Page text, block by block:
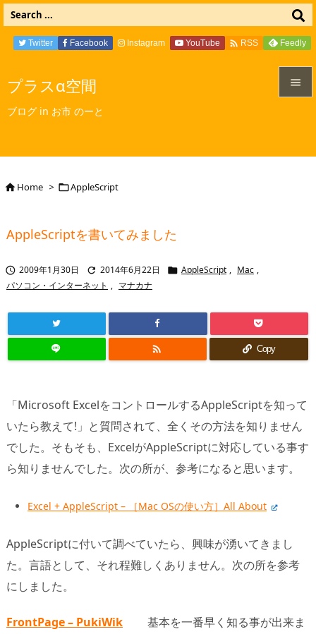
プラスα空間
ブログ in お市 のーと

Twitter Facebook Instagram YouTube  RSS Feedly
Home > AppleScript
AppleScriptを書いてみました
 2009年1月30日  2014年6月22日  AppleScript , Mac ,
パソコン・インターネット , マナカナ
 Copy
「Microsoft ExcelをコントロールするAppleScriptを知って
いたら教えて!」と質問されて、全くその方法を知りません
でした。そもそも、ExcelがAppleScriptに対応している事す
ら知りませんでした。次の所が、参考になると思います。
Excel + AppleScript – ［Mac OSの使い方］All About
AppleScriptに付いて調べていたら、興味が湧いてきまし
た。言語として、それ程難しくありません。次の所を参考
にしました。
FrontPage – PukiWik
基本を一番早く知る事が出来ま